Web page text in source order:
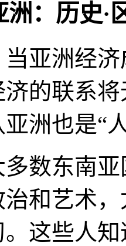
：历史·
亚洲经
的联系
洲也是“
多数东南
和艺术
这些人